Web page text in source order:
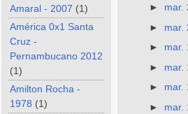
Amaral - 2007 (1)
América 0x1 Santa
Cruz -
Pernambucano 2012
(1)
Amilton Rocha -
1978 (1)
► mar.
► mar.
► mar.
► mar.
► mar.
► mar.